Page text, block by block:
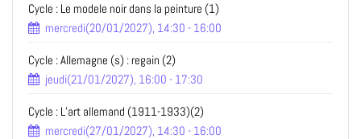
Cycle : Le modele noir dans la peinture (1)
mercredi(20/01/2027), 14:30 - 16:00
Cycle : Allemagne (s) : regain (2)
jeudi(21/01/2027), 16:00 - 17:30
Cycle : L’art allemand (1911-1933)(2)
mercredi(27/01/2027), 14:30 - 16:00